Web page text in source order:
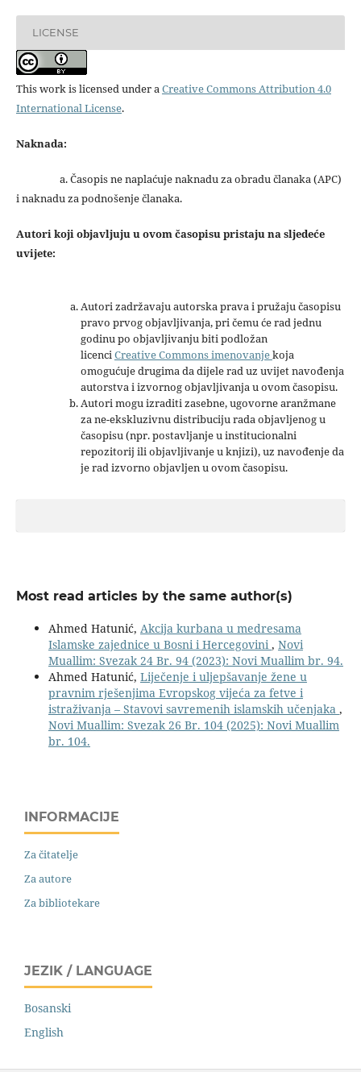
LICENSE
This work is licensed under aCreative Commons Attribution 4.0
International License.
Naknada:
a. Časopis ne naplaćuje naknadu za obradu članaka (APC)
i naknadu za podnošenje članaka.
Autori koji objavljuju u ovom časopisu pristaju na sljedeće
uvijete:
Autori zadržavaju autorska prava i pružaju časopisu
pravo prvog objavljivanja, pri čemu će rad jednu
godinu po objavljivanju biti podložan
licenciCreative Commons imenovanjekoja
omogućuje drugima da dijele rad uz uvijet navođenja
autorstva i izvornog objavljivanja u ovom časopisu.
Autori mogu izraditi zasebne, ugovorne aranžmane
za ne-ekskluzivnu distribuciju rada objavljenog u
časopisu (npr. postavljanje u institucionalni
repozitorij ili objavljivanje u knjizi), uz navođenje da
je rad izvorno objavljen u ovom časopisu.
Most read articles by the same author(s)
Ahmed Hatunić, Akcija kurbana u medresama
Islamske zajednice u Bosni i Hercegovini, Novi
Muallim: Svezak 24 Br. 94 (2023): Novi Muallim br. 94.
Ahmed Hatunić, Liječenje i uljepšavanje žene u
pravnim rješenjima Evropskog vijeća za fetve i
istraživanja – Stavovi savremenih islamskih učenjaka ,
Novi Muallim: Svezak 26 Br. 104 (2025): Novi Muallim
br. 104.
INFORMACIJE
Za čitatelje
Za autore
Za bibliotekare
JEZIK / LANGUAGE
Bosanski
English